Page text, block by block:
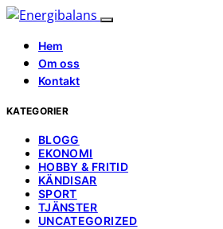
Hem
Om oss
Kontakt
KATEGORIER
BLOGG
EKONOMI
HOBBY & FRITID
KÄNDISAR
SPORT
TJÄNSTER
UNCATEGORIZED